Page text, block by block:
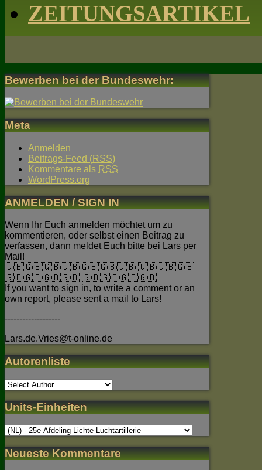
ZEITUNGSARTIKEL
Bewerben bei der Bundeswehr:
Meta
Anmelden
Beitrags-Feed (RSS)
Kommentare als RSS
WordPress.org
ANMELDEN / SIGN IN
Wenn Ihr Euch anmelden möchtet um zu
kommentieren, oder selbst einen Beitrag zu
verfassen, dann meldet Euch bitte bei Lars per
Mail!
🇬🇧🇬🇧🇬🇧🇬🇧🇬🇧🇬🇧🇬🇧 🇬🇧🇬🇧🇬🇧
🇬🇧🇬🇧🇬🇧🇬🇧 🇬🇧🇬🇧🇬🇧🇬🇧
If you want to sign in, to write a comment or an
own report, please sent a mail to Lars!
-------------------
Lars.de.Vries@t-online.de
Autorenliste
Units-Einheiten
Neueste Kommentare